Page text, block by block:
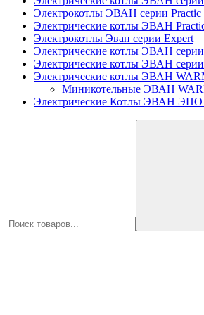
Электрокотлы ЭВАН серии Practic
Электрические котлы ЭВАН
Электрокотлы Эван серии Expert
Электрические котлы ЭВАН серии
Электрические котлы ЭВАН серии
Электрические котлы ЭВАН
Миникотельные ЭВАН
Электрические Котлы ЭВАН